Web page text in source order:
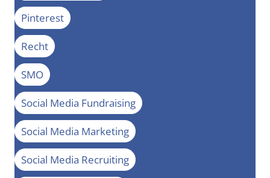
Pinterest
Recht
SMO
Social Media Fundraising
Social Media Marketing
Social Media Recruiting